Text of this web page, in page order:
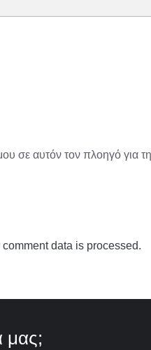
σε αυτόν τον πλοηγό για
comment data is processed.
μας;